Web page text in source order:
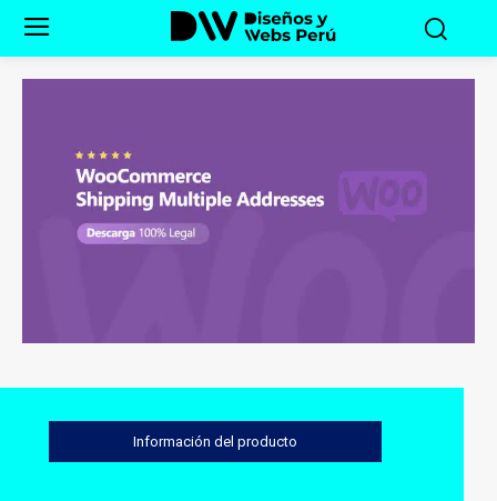
Información del producto